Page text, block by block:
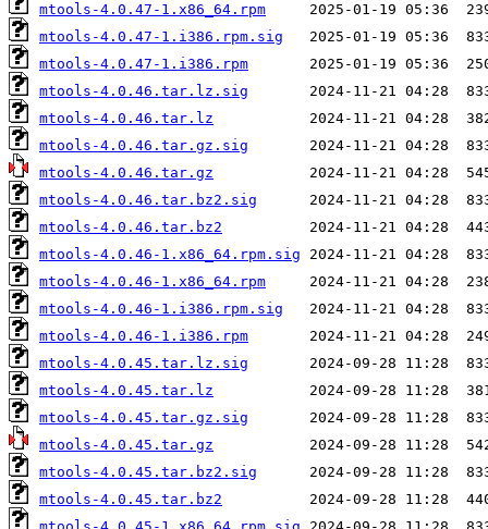
mtools-4.0.47-1.x86_64.rpm
mtools-4.0.47-1.i386.rpm.sig
mtools-4.0.47-1.i386.rpm
mtools-4.0.46.tar.lz.sig
mtools-4.0.46.tar.lz
mtools-4.0.46.tar.gz.sig
mtools-4.0.46.tar.gz
mtools-4.0.46.tar.bz2.sig
mtools-4.0.46.tar.bz2
mtools-4.0.46-1.x86_64.rpm.sig
mtools-4.0.46-1.x86_64.rpm
mtools-4.0.46-1.i386.rpm.sig
mtools-4.0.46-1.i386.rpm
mtools-4.0.45.tar.lz.sig
mtools-4.0.45.tar.lz
mtools-4.0.45.tar.gz.sig
mtools-4.0.45.tar.gz
mtools-4.0.45.tar.bz2.sig
mtools-4.0.45.tar.bz2